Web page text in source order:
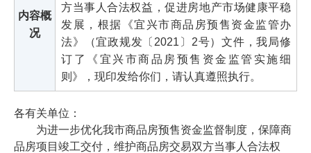
内容概
况
方当事人合法权益，促进房地产市场健康平稳
发展，根据《宜兴市商品房预售资金监管办
法》（宜政规发〔2021〕2号）文件，我局修
订了《宜兴市商品房预售资金监管实施细
则》，现印发给你们，请认真遵照执行。
各有关单位：
为进一步优化我市商品房预售资金监督制度，保障商
品房项目竣工交付，维护商品房交易双方当事人合法权